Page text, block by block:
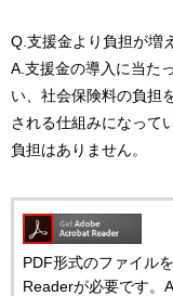
Q.支援金より負担が増
A.支援金の導入に当た
い、社会保険料の負担
される仕組みになって
負担はありません。
PDF形式のファイル
Readerが必要です。